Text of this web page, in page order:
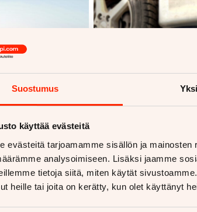
Suostumus
käyttää evästeitä
evästeitä tarjoamamme sisällön ja
analysoimiseen. Lisäksi jaamme
tietoja siitä, miten käytät
heille tai joita on kerätty, kun olet käyttänyt
Rinta-